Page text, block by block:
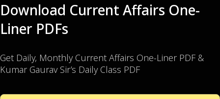
Download Current Affairs One-
Liner PDFs
Get Daily, Monthly Current Affairs One-Liner PDF &
Kumar Gaurav Sir’s Daily Class PDF